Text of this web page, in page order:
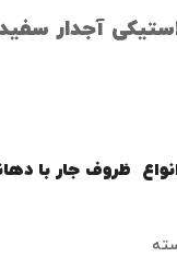
آجدار
ظروف جار با دهانه